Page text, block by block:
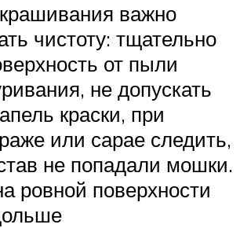
важно
чистоту: тщательно
от пыли
не допускать
краски, при
или сарае следить,
не попадали мошки.
ровной поверхности